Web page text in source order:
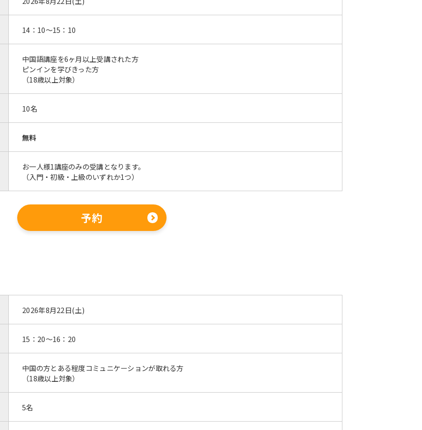
14：10～15：10
中国語講座を6ヶ月以上受講された方
ピンインを学びきった方
（18歳以上対象）
10名
無料
お一人様1講座のみの受講となります。
（入門・初級・上級のいずれか1つ）
予約
2026年8月22日(土)
15：20～16：20
中国の方とある程度コミュニケーションが取れる方
（18歳以上対象）
5名
Central Sports official website is
automatically translated into
English. Click the link below (start
However, if you use an automatic
translation service, the Japanese
not be an accurate translation.
The translation may differ from the